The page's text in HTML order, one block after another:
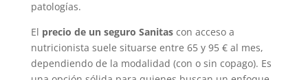
patologías.
El precio de un seguro Sanitascon acceso a
nutricionista suele situarse entre 65 y 95 € al mes,
dependiendo de la modalidad (con o sin copago). Es